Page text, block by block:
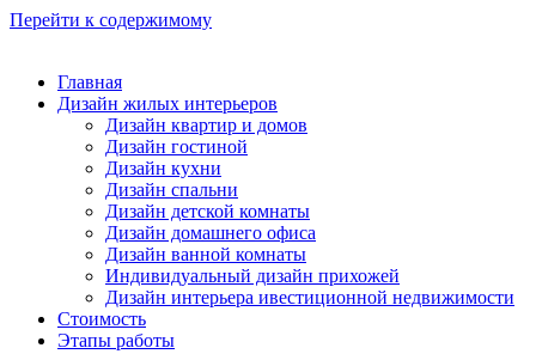
Перейти к содержимому
Главная
Дизайн жилых интерьеров
Дизайн квартир и домов
Дизайн гостиной
Дизайн кухни
Дизайн спальни
Дизайн детской комнаты
Дизайн домашнего офиса
Дизайн ванной комнаты
Индивидуальный дизайн прихожей
Дизайн интерьера ивестиционной недвижимости
Стоимость
Этапы работы